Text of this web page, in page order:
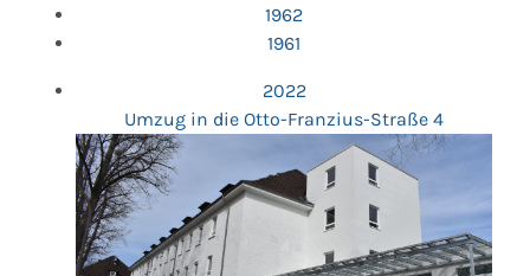
1962
1961
2022
Umzug in die Otto-Franzius-Straße 4